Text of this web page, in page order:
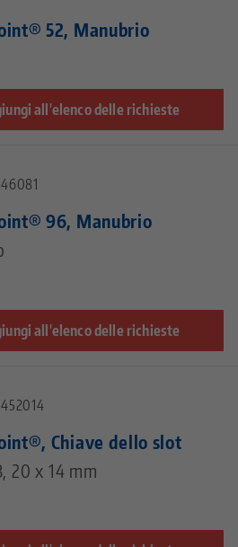
52, Manubrio
all'elenco delle richieste
96, Manubrio
all'elenco delle richieste
Chiave dello slot
20 x 14 mm